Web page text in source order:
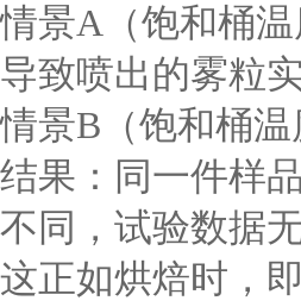
情景A（饱和桶
导致喷出的雾粒
情景B（饱和桶
结果：同一件样
不同，试验数据
这正如烘焙时，